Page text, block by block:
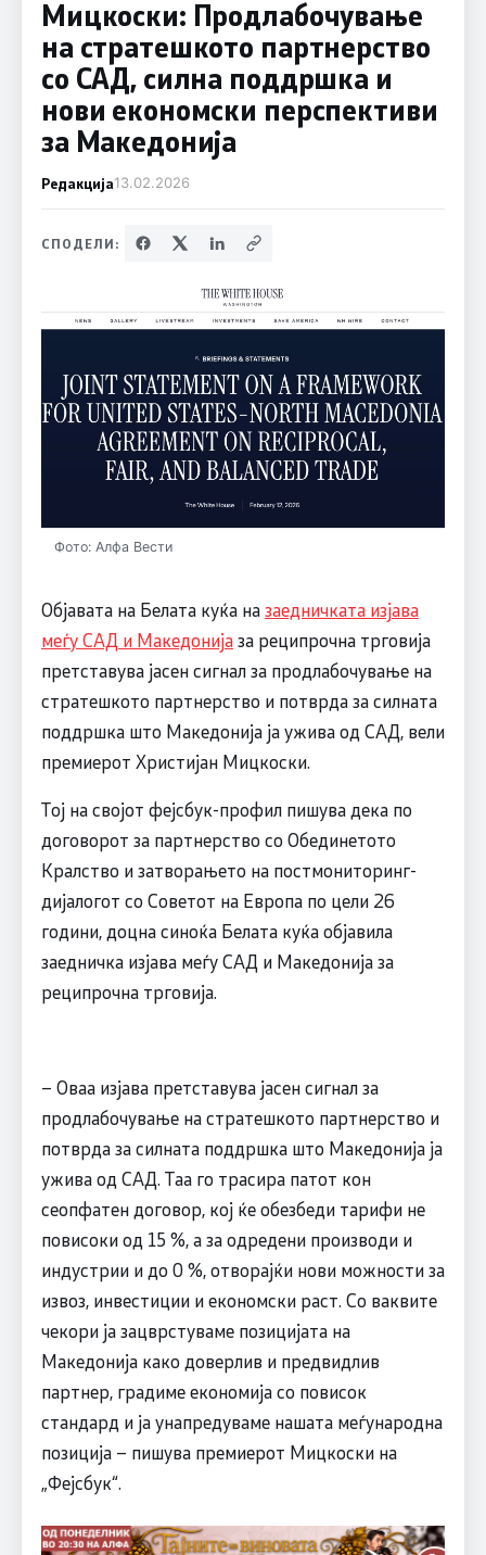
Мицкоски: Продлабочување
на стратешкото партнерство
со САД, силна поддршка и
нови економски перспективи
за Македонија
Редакција13.02.2026
СПОДЕЛИ:
Фото: Алфа Вести
Објавата на Белата куќа назаедничката изјава
меѓу САД и Македонијаза реципрочна трговија
претставува јасен сигнал за продлабочување на
стратешкото партнерство и потврда за силната
поддршка што Македонија ја ужива од САД, вели
премиерот Христијан Мицкоски.
Тој на својот фејсбук-профил пишува дека по
договорот за партнерство со Обединетото
Кралство и затворањето на постмониторинг-
дијалогот со Советот на Европа по цели 26
години, доцна синоќа Белата куќа објавила
заедничка изјава меѓу САД и Македонија за
реципрочна трговија.
– Оваа изјава претставува јасен сигнал за
продлабочување на стратешкото партнерство и
потврда за силната поддршка што Македонија ја
ужива од САД. Таа го трасира патот кон
сеопфатен договор, кој ќе обезбеди тарифи не
повисоки од 15 %, а за одредени производи и
индустрии и до 0 %, отворајќи нови можности за
извоз, инвестиции и економски раст. Со ваквите
чекори ја зацврстуваме позицијата на
Македонија како доверлив и предвидлив
партнер, градиме економија со повисок
стандард и ја унапредуваме нашата меѓународна
позиција – пишува премиерот Мицкоски на
„Фејсбук“.